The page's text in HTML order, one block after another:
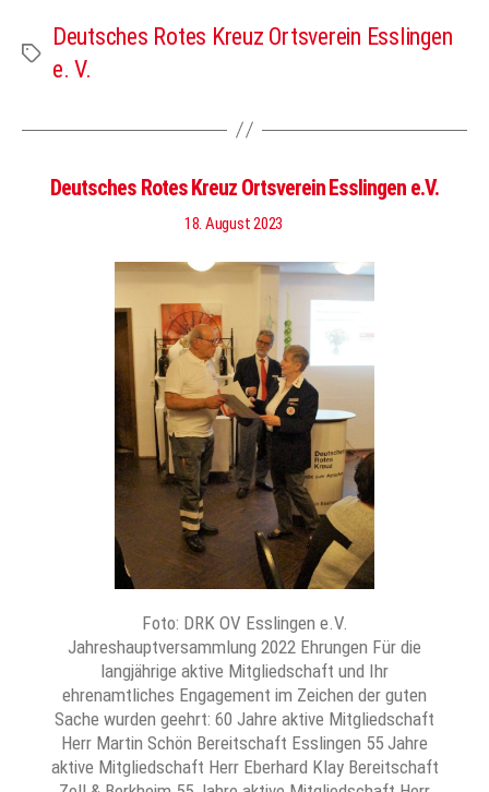
Schlagwörter
Deutsches Rotes Kreuz Ortsverein Esslingen
e. V.
Deutsches Rotes Kreuz Ortsverein Esslingen e.V.
18. August 2023
Foto: DRK OV Esslingen e.V.
Jahreshauptversammlung 2022 Ehrungen Für die
langjährige aktive Mitgliedschaft und Ihr
ehrenamtliches Engagement im Zeichen der guten
Sache wurden geehrt: 60 Jahre aktive Mitgliedschaft
Herr Martin Schön Bereitschaft Esslingen 55 Jahre
aktive Mitgliedschaft Herr Eberhard Klay Bereitschaft